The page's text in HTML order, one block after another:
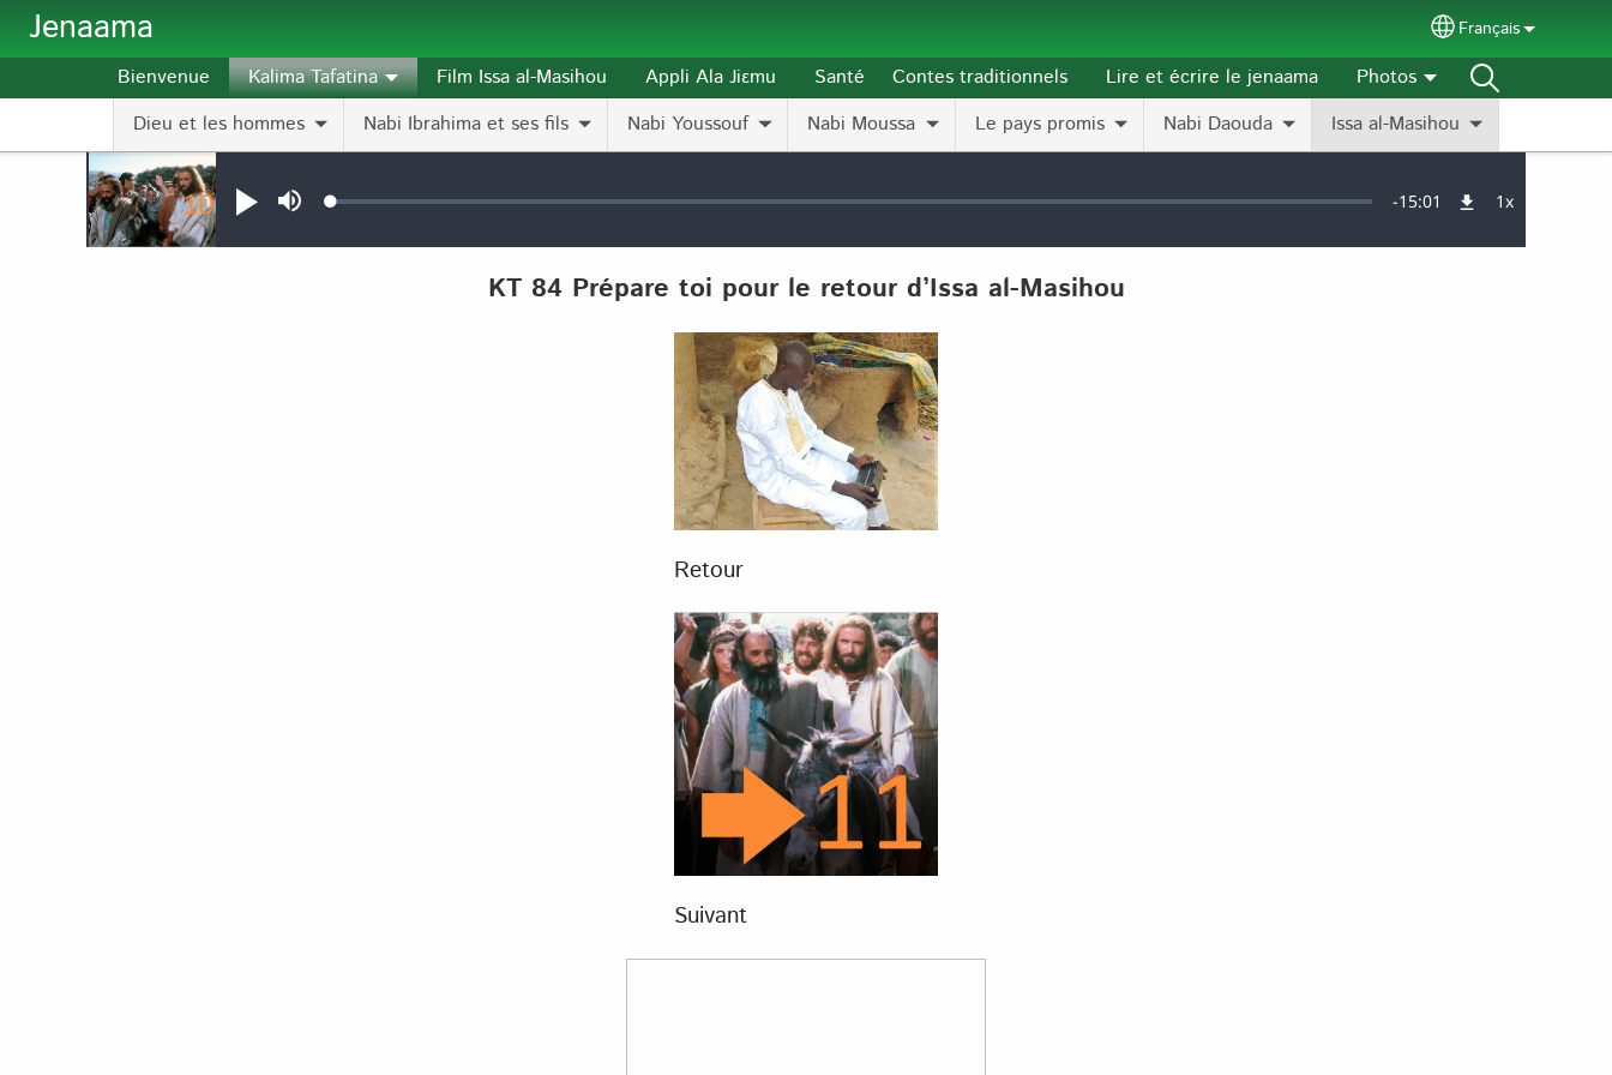
Aller au contenu principal
Jenaama Select your
Français
Bienvenue
Kalima Tafatina
Dieu et les hommes
Nabi Ibrahima et ses fils Nabi Youssouf Nabi Moussa Le pays promis Nabi Daouda Issa al-Masihou
Film Issa al-Masihou Appli Ala Jiɛmu Santé Contes traditionnels Lire et écrire le jenaama Photos
Audio file
JouerSourdineLoaded: Remaining
Time
-15:01 1xVitesse
lecture
KT 84 Prépare toi pour le retour d’Issa al-Masihou
Retour
Suivant